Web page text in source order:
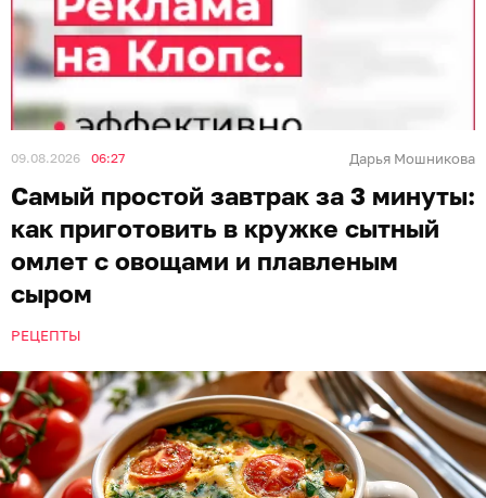
09.08.2026 06:27 Дарья Мошникова
Самый простой завтрак за 3 минуты:
как приготовить в кружке сытный
омлет с овощами и плавленым
сыром
РЕЦЕПТЫ